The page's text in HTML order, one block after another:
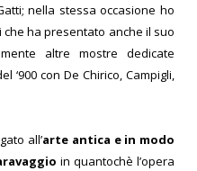
nella stessa occasione ho
ha presentato anche il suo
altre mostre dedicate
‘900 con De Chirico, Campigli,
all’arte antica e in modo
in quantochè l’opera